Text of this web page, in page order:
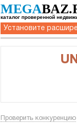
MEGA
каталог проверенной
Установите
UN
Проверить конкуренцию